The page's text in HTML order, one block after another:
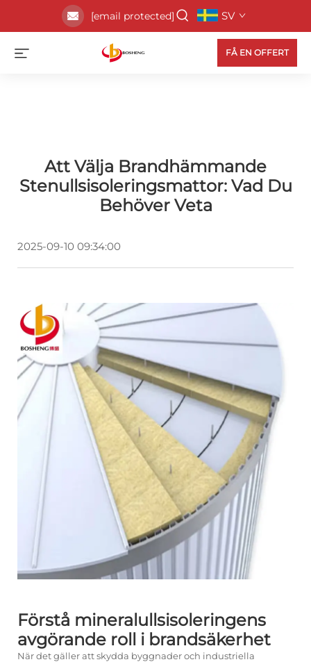
[email protected] SV
FÅ EN OFFERT
Att Välja Brandhämmande
Stenullsisoleringsmattor: Vad Du
Behöver Veta
2025-09-10 09:34:00
Förstå mineralullsisoleringens
avgörande roll i brandsäkerhet
När det gäller att skydda byggnader och industriella